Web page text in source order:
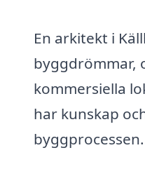
En arkitekt i
byggdrömmar,
kommersiella
har kunskap